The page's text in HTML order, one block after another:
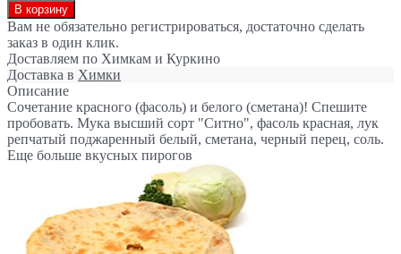
В корзину
Вам не обязательно регистрироваться, достаточно сделать
заказ в один клик.
Доставляем по Химкам и Куркино
Доставка в Химки
Описание
Сочетание красного (фасоль) и белого (сметана)! Спешите
пробовать. Мука высший сорт "Ситно", фасоль красная, лук
репчатый поджаренный белый, сметана, черный перец, соль.
Еще больше вкусных пирогов